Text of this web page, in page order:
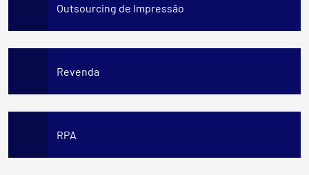
Outsourcing de Impressão
Revenda
RPA